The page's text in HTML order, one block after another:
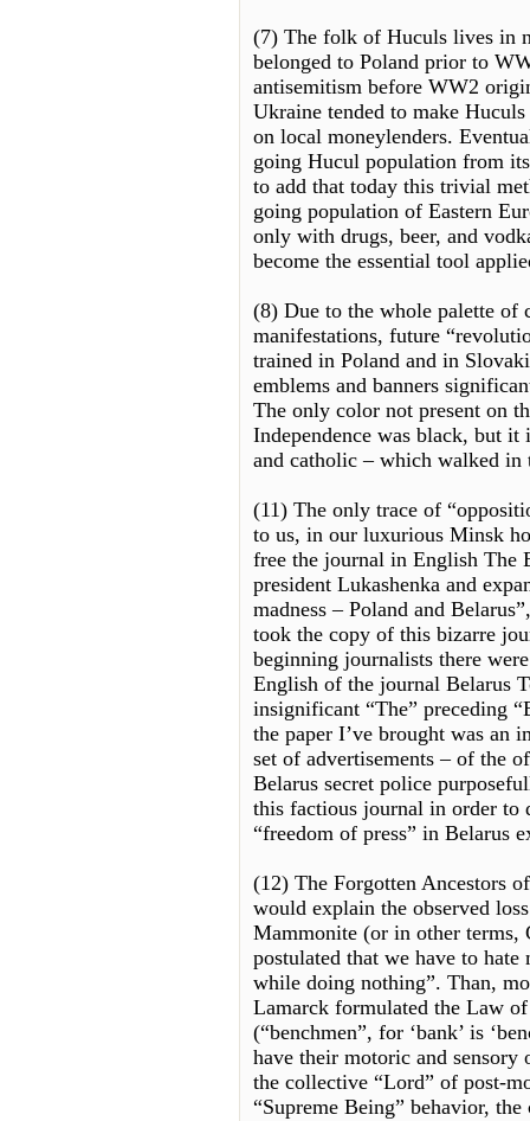
(7) The folk of Huculs lives in
belonged to Poland prior to
antisemitism before WW2
Ukraine tended to make
on local moneylenders.
going Hucul population from
to add that today this trivial
going population of Eastern
only with drugs, beer, and
become the essential tool
(8) Due to the whole palette of
manifestations, future
trained in Poland and in
emblems and banners
The only color not present on
Independence was black, but it
and catholic – which walked in
(11) The only trace of
to us, in our luxurious Minsk
free the journal in English The
president Lukashenka and
madness – Poland and
took the copy of this bizarre
beginning journalists there
English of the journal Belarus
insignificant “The” preceding
the paper I’ve brought was an
set of advertisements – of the
Belarus secret police
this factious journal in order to
“freedom of press” in Belarus
(12) The Forgotten Ancestors
would explain the observed
Mammonite (or in other
postulated that we have to
while doing nothing”. Than,
Lamarck formulated the Law
(“benchmen”, for ‘bank’ is
have their motoric and sensory
the collective “Lord” of post-
“Supreme Being” behavior,